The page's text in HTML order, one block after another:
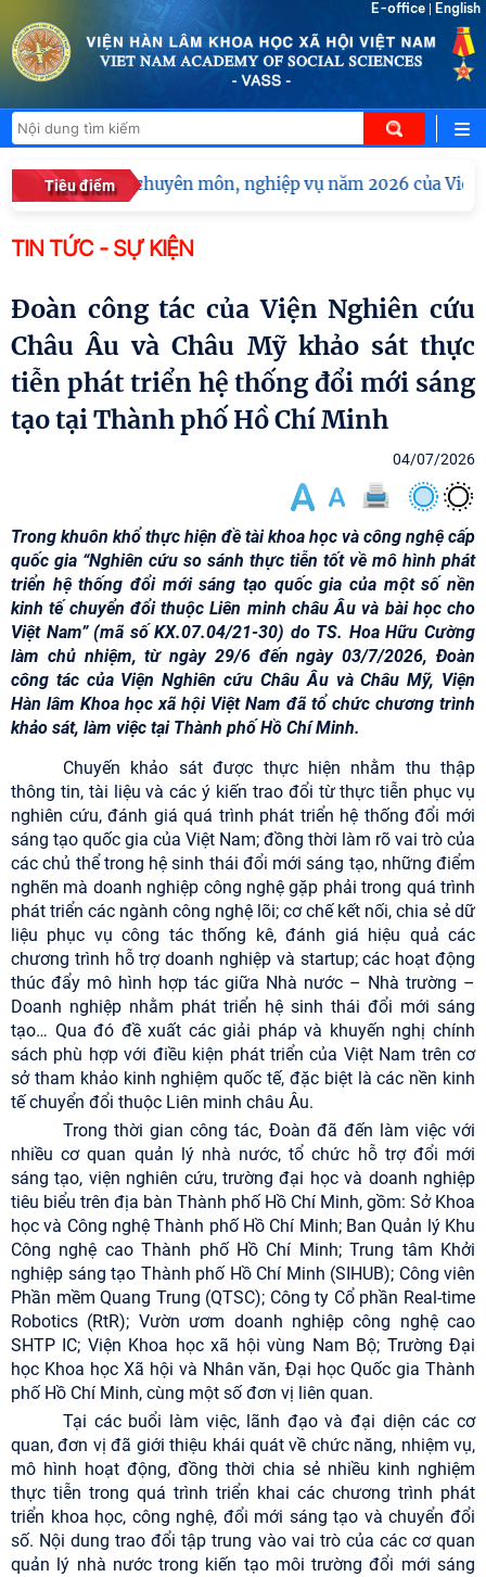
E-office English
Tiêu điểm
tập huấn chuyên môn, nghiệp vụ năm 2026 của Viện
TIN TỨC - SỰ KIỆN
Đoàn công tác của Viện Nghiên cứu
Châu Âu và Châu Mỹ khảo sát thực
tiễn phát triển hệ thống đổi mới sáng
tạo tại Thành phố Hồ Chí Minh
04/07/2026
Trong khuôn khổ thực hiện đề tài khoa học và công nghệ cấp
quốc gia “Nghiên cứu so sánh thực tiễn tốt về mô hình phát
triển hệ thống đổi mới sáng tạo quốc gia của một số nền
kinh tế chuyển đổi thuộc Liên minh châu Âu và bài học cho
Việt Nam” (mã số KX.07.04/21-30) do TS. Hoa Hữu Cường
làm chủ nhiệm, từ ngày 29/6 đến ngày 03/7/2026, Đoàn
công tác của Viện Nghiên cứu Châu Âu và Châu Mỹ, Viện
Hàn lâm Khoa học xã hội Việt Nam đã tổ chức chương trình
khảo sát, làm việc tại Thành phố Hồ Chí Minh.
Chuyến khảo sát được thực hiện nhằm thu thập
thông tin, tài liệu và các ý kiến trao đổi từ thực tiễn phục vụ
nghiên cứu, đánh giá quá trình phát triển hệ thống đổi mới
sáng tạo quốc gia của Việt Nam; đồng thời làm rõ vai trò của
các chủ thể trong hệ sinh thái đổi mới sáng tạo, những điểm
nghẽn mà doanh nghiệp công nghệ gặp phải trong quá trình
phát triển các ngành công nghệ lõi; cơ chế kết nối, chia sẻ dữ
liệu phục vụ công tác thống kê, đánh giá hiệu quả các
chương trình hỗ trợ doanh nghiệp và startup; các hoạt động
thúc đẩy mô hình hợp tác giữa Nhà nước – Nhà trường –
Doanh nghiệp nhằm phát triển hệ sinh thái đổi mới sáng
tạo… Qua đó đề xuất các giải pháp và khuyến nghị chính
sách phù hợp với điều kiện phát triển của Việt Nam trên cơ
sở tham khảo kinh nghiệm quốc tế, đặc biệt là các nền kinh
tế chuyển đổi thuộc Liên minh châu Âu.
Trong thời gian công tác, Đoàn đã đến làm việc với
nhiều cơ quan quản lý nhà nước, tổ chức hỗ trợ đổi mới
sáng tạo, viện nghiên cứu, trường đại học và doanh nghiệp
tiêu biểu trên địa bàn Thành phố Hồ Chí Minh, gồm: Sở Khoa
học và Công nghệ Thành phố Hồ Chí Minh; Ban Quản lý Khu
Công nghệ cao Thành phố Hồ Chí Minh; Trung tâm Khởi
nghiệp sáng tạo Thành phố Hồ Chí Minh (SIHUB); Công viên
Phần mềm Quang Trung (QTSC); Công ty Cổ phần Real-time
Robotics (RtR); Vườn ươm doanh nghiệp công nghệ cao
SHTP IC; Viện Khoa học xã hội vùng Nam Bộ; Trường Đại
học Khoa học Xã hội và Nhân văn, Đại học Quốc gia Thành
phố Hồ Chí Minh, cùng một số đơn vị liên quan.
Tại các buổi làm việc, lãnh đạo và đại diện các cơ
quan, đơn vị đã giới thiệu khái quát về chức năng, nhiệm vụ,
mô hình hoạt động, đồng thời chia sẻ nhiều kinh nghiệm
thực tiễn trong quá trình triển khai các chương trình phát
triển khoa học, công nghệ, đổi mới sáng tạo và chuyển đổi
số. Nội dung trao đổi tập trung vào vai trò của các cơ quan
quản lý nhà nước trong kiến tạo môi trường đổi mới sáng